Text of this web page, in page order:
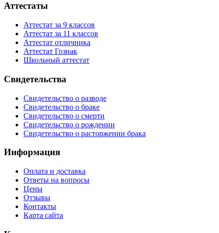
Аттестаты
Аттестат за 9 классов
Аттестат за 11 классов
Аттестат отличника
Аттестат Гознак
Школьный аттестат
Свидетельства
Свидетельство о разводе
Свидетельство о браке
Свидетельство о смерти
Свидетельство о рождении
Свидетельство о расторжении брака
Информация
Оплата и доставка
Ответы на вопросы
Цены
Отзывы
Контакты
Карта сайта